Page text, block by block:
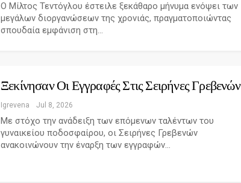
Ο Μίλτος Τεντόγλου έστειλε ξεκάθαρο μήνυμα ενόψει των
μεγάλων διοργανώσεων της χρονιάς, πραγματοποιώντας
σπουδαία εμφάνιση στη…
Ξεκίνησαν Οι Εγγραφές Στις Σειρήνες Γρεβενών
Igrevena Jul 8, 2026
Με στόχο την ανάδειξη των επόμενων ταλέντων του
γυναικείου ποδοσφαίρου, οι Σειρήνες Γρεβενών
ανακοινώνουν την έναρξη των εγγραφών…